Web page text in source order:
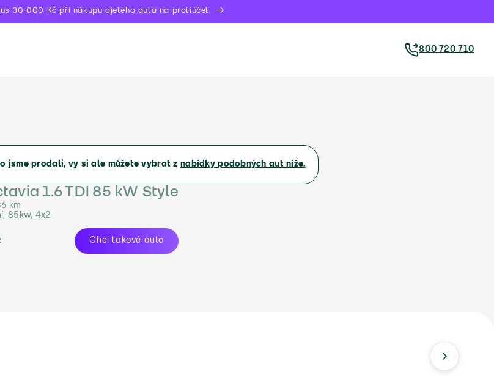
30 000 Kč při nákupu ojetého auta na protiúčet.
800 720 710
jsme prodali, vy si ale můžete vybrat z nabídky podobných aut níže.
1.6 TDI 85 kW Style
km
85kw, 4x2
Chci takové auto